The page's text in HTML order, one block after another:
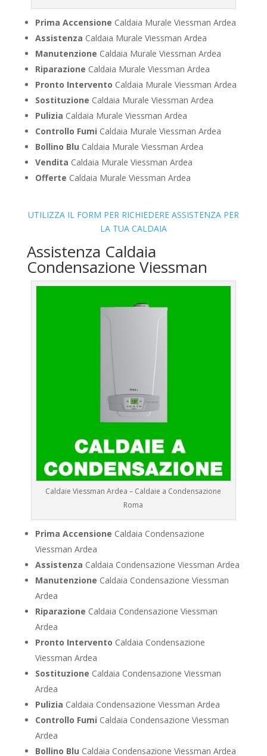
Prima Accensione Caldaia Murale Viessman Ardea
Assistenza Caldaia Murale Viessman Ardea
Manutenzione Caldaia Murale Viessman Ardea
Riparazione Caldaia Murale Viessman Ardea
Pronto Intervento Caldaia Murale Viessman Ardea
Sostituzione Caldaia Murale Viessman Ardea
Pulizia Caldaia Murale Viessman Ardea
Controllo Fumi Caldaia Murale Viessman Ardea
Bollino Blu Caldaia Murale Viessman Ardea
Vendita Caldaia Murale Viessman Ardea
Offerte Caldaia Murale Viessman Ardea
UTILIZZA IL FORM PER RICHIEDERE ASSISTENZA PER
LA TUA CALDAIA
Assistenza Caldaia
Condensazione Viessman
Caldaie Viessman Ardea – Caldaie a Condensazione
Roma
Prima Accensione Caldaia Condensazione
Viessman Ardea
Assistenza Caldaia Condensazione Viessman Ardea
Manutenzione Caldaia Condensazione Viessman
Ardea
Riparazione Caldaia Condensazione Viessman
Ardea
Pronto Intervento Caldaia Condensazione
Viessman Ardea
Sostituzione Caldaia Condensazione Viessman
Ardea
Pulizia Caldaia Condensazione Viessman Ardea
Controllo Fumi Caldaia Condensazione Viessman
Ardea
Bollino Blu Caldaia Condensazione Viessman Ardea